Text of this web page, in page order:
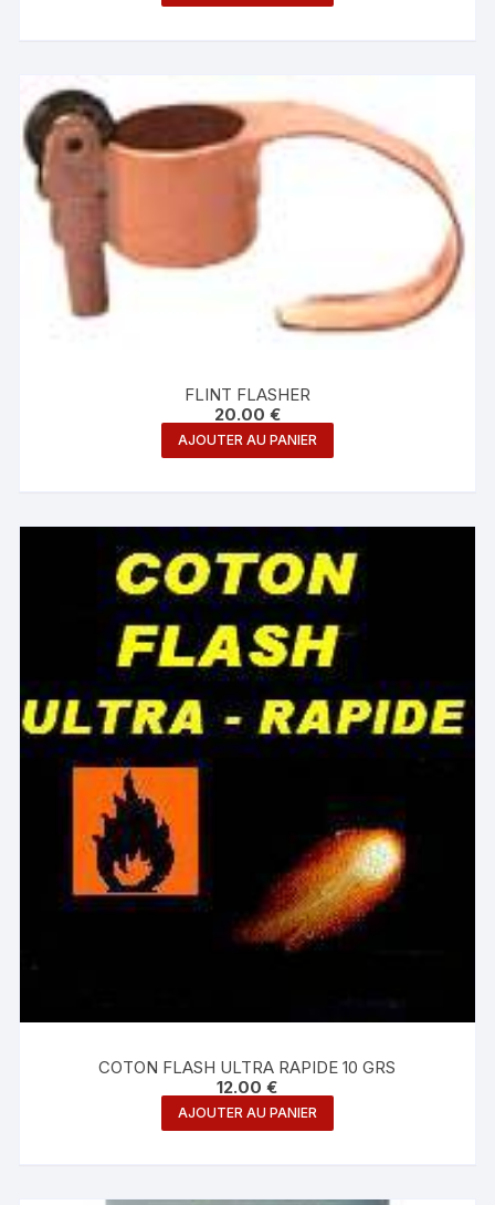
FLINT FLASHER
20.00 €
AJOUTER AU PANIER
COTON FLASH ULTRA RAPIDE 10 GRS
12.00€
AJOUTER AU PANIER